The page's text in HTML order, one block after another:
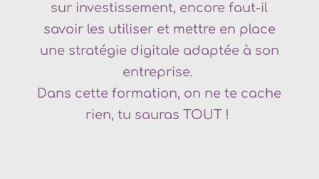
sur investissement, encore faut-il
savoir les utiliser et mettre en place
une stratégie digitale adaptée à son
entreprise.
Dans cette formation, on ne te cache
rien, tu sauras TOUT !